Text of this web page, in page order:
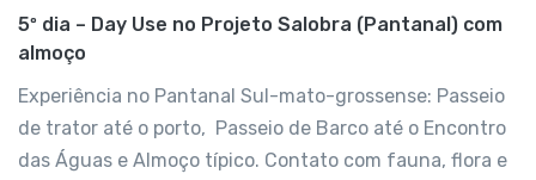
5º dia – Day Use no Projeto Salobra (Pantanal) com
almoço
Experiência no Pantanal Sul-mato-grossense: Passeio
de trator até o porto, Passeio de Barco até o Encontro
das Águas e Almoço típico. Contato com fauna, flora e